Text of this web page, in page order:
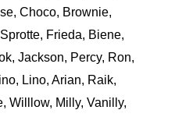
Choco, Brownie,
Frieda, Biene,
Jackson, Percy, Ron,
Lino, Arian, Raik,
Willlow, Milly, Vanilly,